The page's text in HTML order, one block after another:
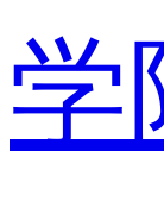
学